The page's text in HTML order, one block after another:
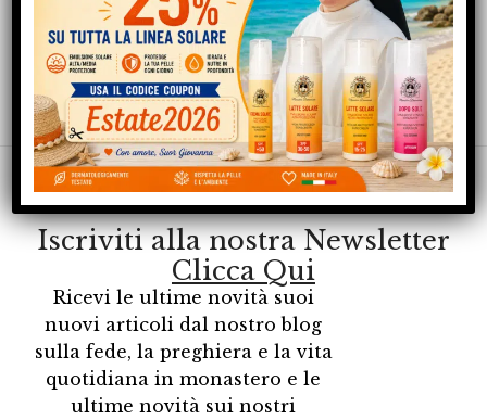
Rimani sempre aggiornato
Iscriviti alla nostra Newsletter
Clicca Qui
Ricevi le ultime novità suoi
nuovi articoli dal nostro blog
sulla fede, la preghiera e la vita
quotidiana in monastero e le
ultime novità sui nostri